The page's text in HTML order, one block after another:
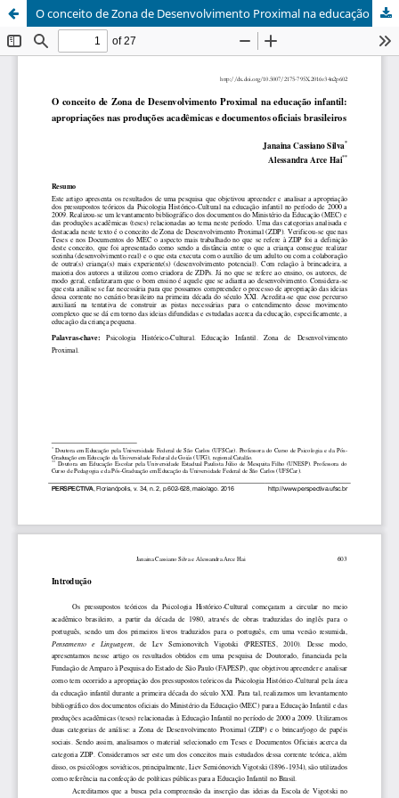
O conceito de Zona de Desenvolvimento Proximal na educação infantil: apropriações nas produções acadêmicas e documentos oficiais brasileiros